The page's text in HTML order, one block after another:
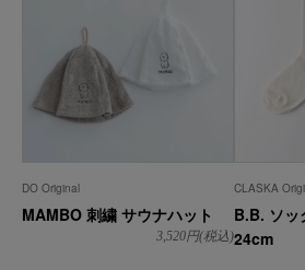
DO Original
MAMBO 刺繍 サウナハット
3,520円(税込)
CLASKA
B.B. ソッ
24cm